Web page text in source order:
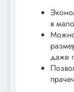
в
даже